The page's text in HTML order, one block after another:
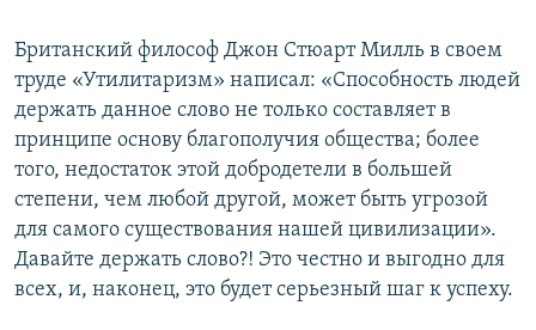
Британский философ Джон Стюарт Милль в своем
труде «Утилитаризм» написал: «Способность людей
держать данное слово не только составляет в
принципе основу благополучия общества; более
того, недостаток этой добродетели в большей
степени, чем любой другой, может быть угрозой
для самого существования нашей цивилизации».
Давайте держать слово?! Это честно и выгодно для
всех, и, наконец, это будет серьезный шаг к успеху.